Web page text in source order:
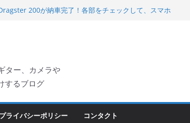
200が納車完了！各部をチェックして、スマホ
逝去
州市へのふるさと納税で KGR HARMONY 南部鉄器エ
200のフロントISSサスの動きが判ったらコーナ
楽しくなった
ター、カメラや
するブログ
プライバシーポリシー コンタクト